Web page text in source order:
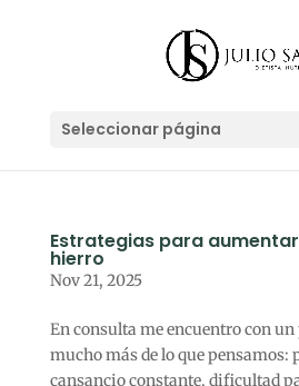
Seleccionar página
Estrategias para
hierro
Nov 21, 2025
En consulta me encuentro con
mucho más de lo que pensamos:
cansancio constante, dificultad